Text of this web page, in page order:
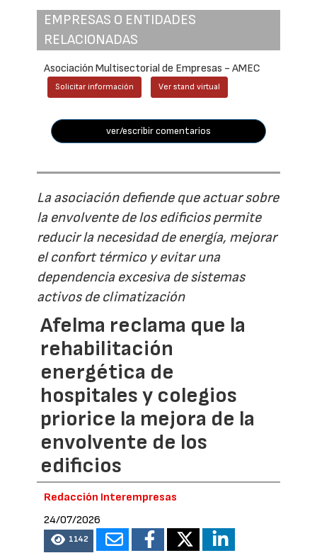
EMPRESAS O ENTIDADES
RELACIONADAS
Asociación Multisectorial de Empresas - AMEC
Solicitar información Ver stand virtual
ver/escribir comentarios
La asociación defiende que actuar sobre
la envolvente de los edificios permite
reducir la necesidad de energía, mejorar
el confort térmico y evitar una
dependencia excesiva de sistemas
activos de climatización
Afelma reclama que la
rehabilitación
energética de
hospitales y colegios
priorice la mejora de la
envolvente de los
edificios
Redacción Interempresas
24/07/2026
1142